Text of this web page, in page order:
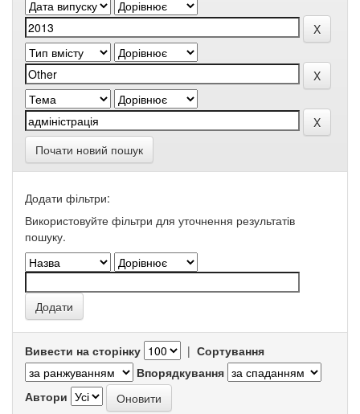
Почати новий пошук
Додати фільтри:
Використовуйте фільтри для уточнення результатів
пошуку.
Вивести на сторінку | Сортування
Впорядкування
Автори